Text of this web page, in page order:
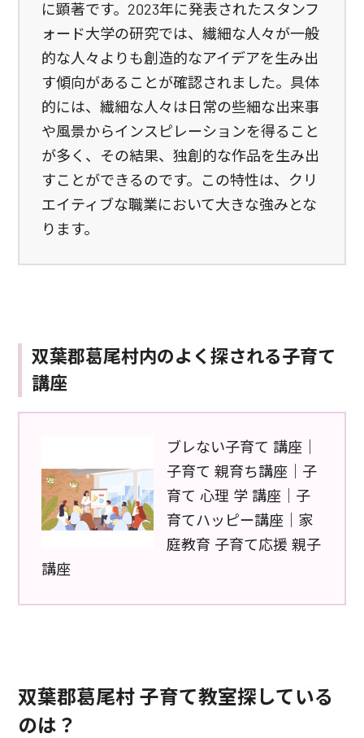
に顕著です。2023年に発表されたスタンフ
ォード大学の研究では、繊細な人々が一般
的な人々よりも創造的なアイデアを生み出
す傾向があることが確認されました。具体
的には、繊細な人々は日常の些細な出来事
や風景からインスピレーションを得ること
が多く、その結果、独創的な作品を生み出
すことができるのです。この特性は、クリ
エイティブな職業において大きな強みとな
ります。
双葉郡葛尾村内のよく探される子育て
講座
ブレない子育て 講座｜
子育て 親育ち講座｜子
育て 心理 学 講座｜子
育てハッピー講座｜家
庭教育 子育て応援 親子
講座
双葉郡葛尾村 子育て教室探している
のは？